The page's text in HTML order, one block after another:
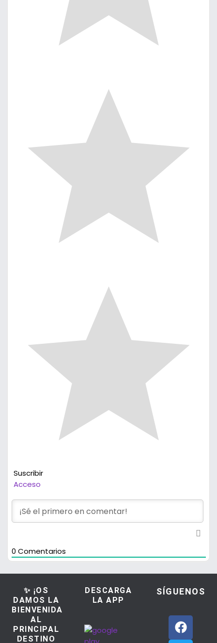
Suscribir
Acceso
0 Comentarios
✨ ¡OS
DAMOS LA
BIENVENIDA
AL
PRINCIPAL
DESTINO
DESCARGA
LA APP
SÍGUENOS